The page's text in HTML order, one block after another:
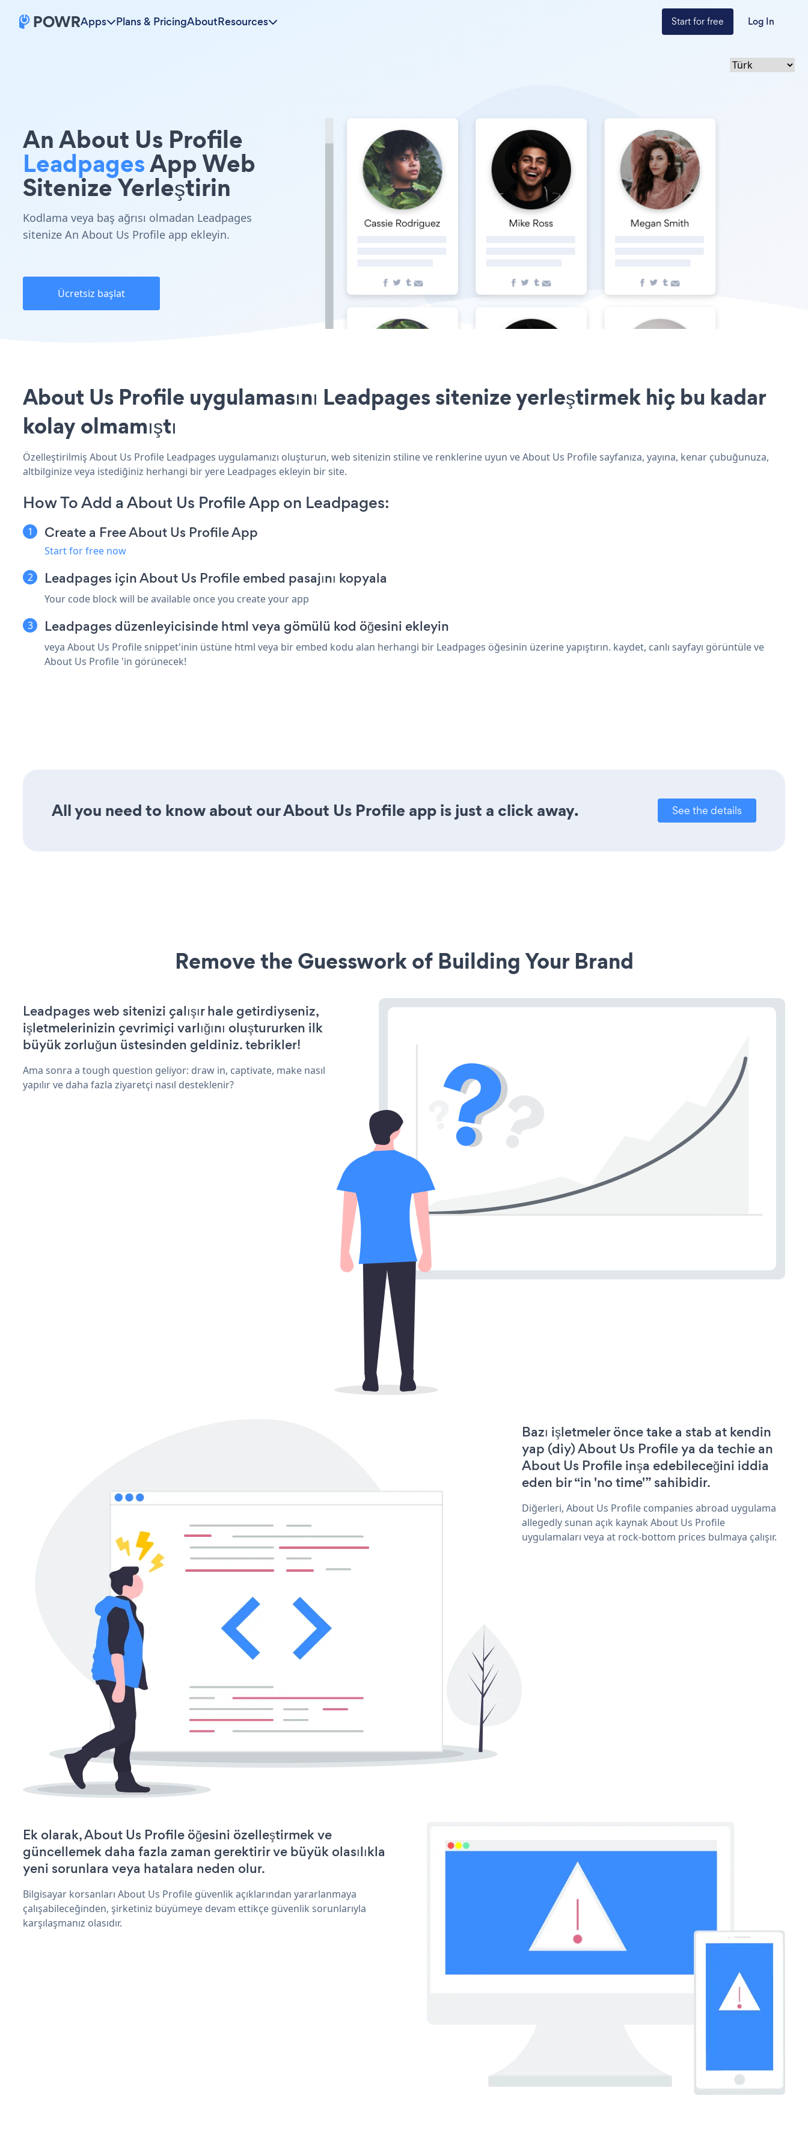
Apps Plans & PricingAboutResources Start for free Log In
An About Us Profile
LeadpagesApp Web
Sitenize Yerleştirin
Kodlama veya baş ağrısı olmadan Leadpages
sitenize An About Us Profile app ekleyin.
Ücretsiz başlat
About Us Profile uygulamasını Leadpages sitenize yerleştirmek hiç bu kadar
kolay olmamıştı
Özelleştirilmiş About Us Profile Leadpages uygulamanızı oluşturun, web sitenizin stiline ve renklerine uyun ve About Us Profile sayfanıza, yayına, kenar çubuğunuza,
altbilginize veya istediğiniz herhangi bir yere Leadpages ekleyin bir site.
How To Add a About Us Profile App on Leadpages:
Create a Free About Us Profile App
Start for free now
Leadpages için About Us Profile embed pasajını kopyala
Your code block will be available once you create your app
Leadpages düzenleyicisinde html veya gömülü kod öğesini ekleyin
veya About Us Profile snippet'inin üstüne html veya bir embed kodu alan herhangi bir Leadpages öğesinin üzerine yapıştırın. kaydet, canlı sayfayı görüntüle ve
About Us Profile 'in görünecek!
All you need to know about our About Us Profile app is just a click away. See the details
Remove the Guesswork of Building Your Brand
Leadpages web sitenizi çalışır hale getirdiyseniz,
işletmelerinizin çevrimiçi varlığını oluştururken ilk
büyük zorluğun üstesinden geldiniz. tebrikler!
Ama sonra a tough question geliyor: draw in, captivate, make nasıl
yapılır ve daha fazla ziyaretçi nasıl desteklenir?
Bazı işletmeler önce take a stab at kendin
yap (diy) About Us Profile ya da techie an
About Us Profile inşa edebileceğini iddia
eden bir “in 'no time'” sahibidir.
Diğerleri, About Us Profile companies abroad uygulama
allegedly sunan açık kaynak About Us Profile
uygulamaları veya at rock-bottom prices bulmaya çalışır.
Ek olarak, About Us Profile öğesini özelleştirmek ve
güncellemek daha fazla zaman gerektirir ve büyük olasılıkla
yeni sorunlara veya hatalara neden olur.
Bilgisayar korsanları About Us Profile güvenlik açıklarından yararlanmaya
çalışabileceğinden, şirketiniz büyümeye devam ettikçe güvenlik sorunlarıyla
karşılaşmanız olasıdır.